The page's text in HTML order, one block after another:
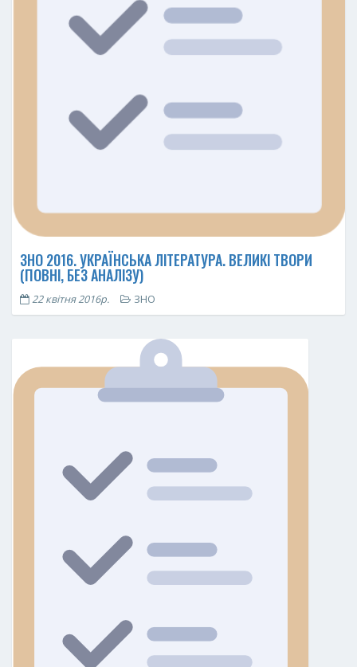
ЗНО 2016. УКРАЇНСЬКА ЛІТЕРАТУРА. ВЕЛИКІ ТВОРИ
(ПОВНІ, БЕЗ АНАЛІЗУ)
22 квітня 2016р. ЗНО